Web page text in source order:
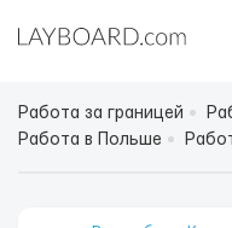
Работа за границей
Работа в Польше